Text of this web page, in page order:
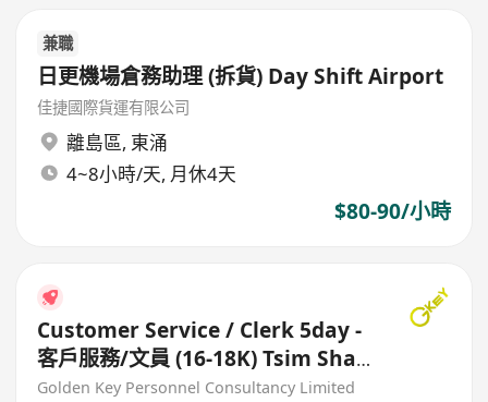
兼職
日更機場倉務助理 (拆貨) Day Shift Airport
佳捷國際貨運有限公司
離島區, 東涌
4~8小時/天, 月休4天
$80-90/小時
Customer Service / Clerk 5day -
客戶服務/文員 (16-18K) Tsim Sha
Tsui
Golden Key Personnel Consultancy Limited